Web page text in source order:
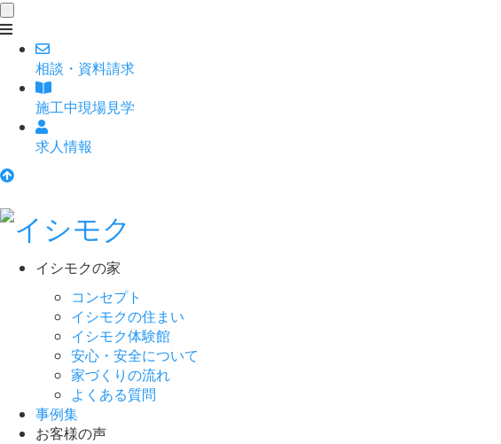
toggle
navigation
相談 ・ 資料請求
施工中現場見学
求人情報
イシモクの家
コンセプト
イシモクの住まい
イシモク体験館
安心・安全について
家づくりの流れ
よくある質問
事例集
お客様の声